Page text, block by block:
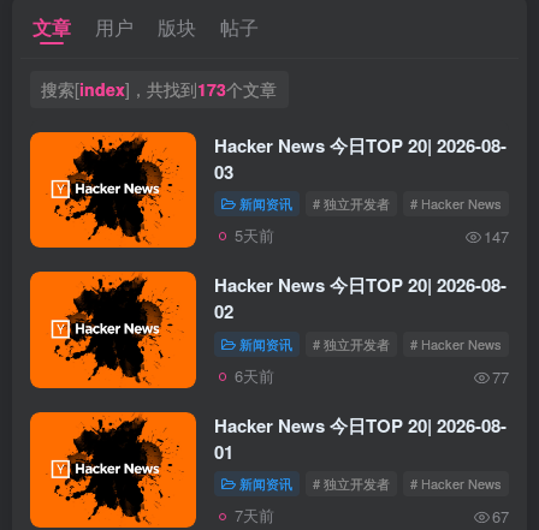
文章 用户 版块 帖子
搜索[index]，共找到173个文章
Hacker News 今日TOP 20| 2026-08-
03
新闻资讯 # 独立开发者 # Hacker News
5天前 147
Hacker News 今日TOP 20| 2026-08-
02
新闻资讯 # 独立开发者 # Hacker News
6天前 77
Hacker News 今日TOP 20| 2026-08-
01
新闻资讯 # 独立开发者 # Hacker News
7天前 67